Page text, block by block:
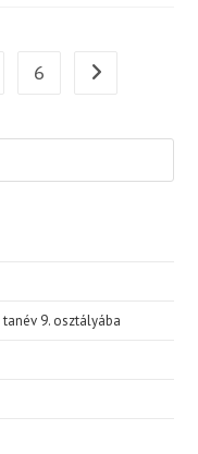
6 Go to the next
9. osztályába